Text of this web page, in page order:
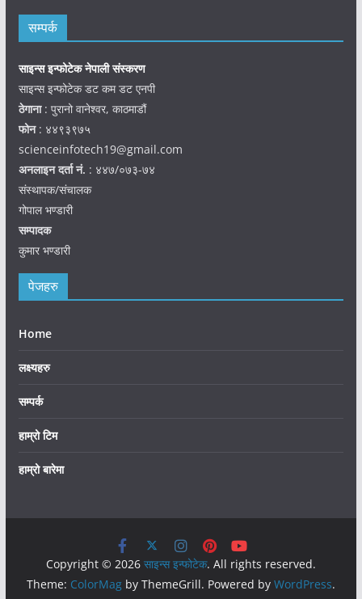
सम्पर्क
साइन्स इन्फोटेक नेपाली संस्करण
साइन्स इन्फोटेक डट कम डट एनपी
ठेगाना: पुरानो वानेश्वर, काठमाडौं
फोन: ४४९३९७५
scienceinfotech19@gmail.com
अनलाइन दर्ता नं. : ४४७/०७३-७४
संस्थापक/संचालक
गोपाल भण्डारी
सम्पादक
कुमार भण्डारी
पेजहरु
Home
लक्ष्यहरु
सम्पर्क
हाम्रो टिम
हाम्रो बारेमा
Copyright © 2026 साइन्स इन्फोटेक. All rights reserved.
Theme: ColorMagby ThemeGrill. Powered by WordPress.